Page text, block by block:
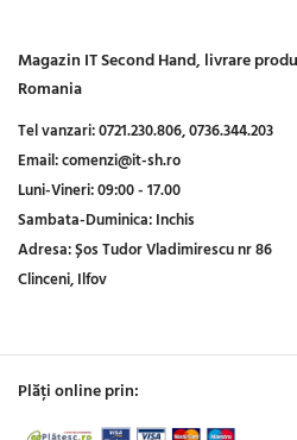
Magazin IT Second Hand, livrare
Romania
Tel vanzari:0721.230.806,0736.344.203
Email:comenzi@it-sh.ro
Luni-Vineri:09:00 - 17.00
Sambata-Duminica:Inchis
Adresa:Șos Tudor Vladimirescu nr 86
Clinceni, Ilfov
Plăți online prin: